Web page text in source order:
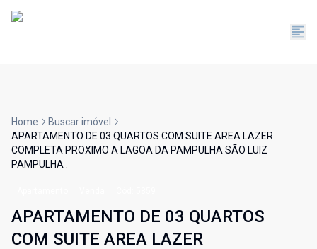
Home
Buscar imóvel
APARTAMENTO DE 03 QUARTOS COM SUITE AREA LAZER
COMPLETA PROXIMO A LAGOA DA PAMPULHA SÃO LUIZ
PAMPULHA .
APARTAMENTO DE 03 QUARTOS
COM SUITE AREA LAZER